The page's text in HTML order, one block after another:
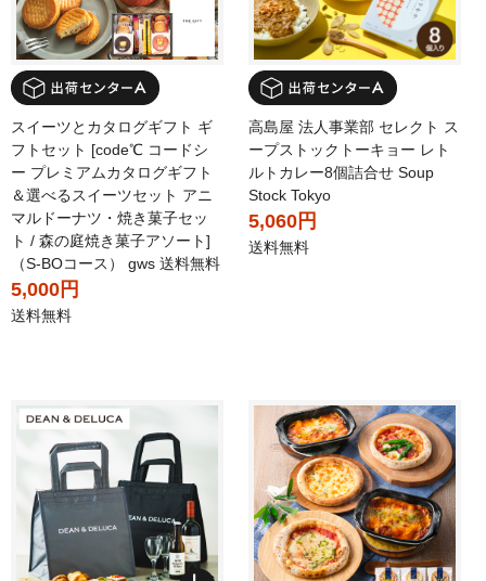
スイーツとカタログギフト ギ
フトセット [code℃ コードシ
ー プレミアムカタログギフト
＆選べるスイーツセット アニ
マルドーナツ・焼き菓子セッ
ト / 森の庭焼き菓子アソート]
（S-BOコース） gws 送料無料
5,000円
送料無料
高島屋 法人事業部 セレクト ス
ープストックトーキョー レト
ルトカレー8個詰合せ Soup
Stock Tokyo
5,060円
送料無料